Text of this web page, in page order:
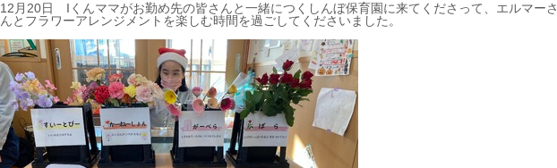
12月20日 Iくんママがお勤め先の皆さんと一緒につくしんぼ保育園に来てくださって、エルマーさ
んとフラワーアレンジメントを楽しむ時間を過ごしてくださいました。